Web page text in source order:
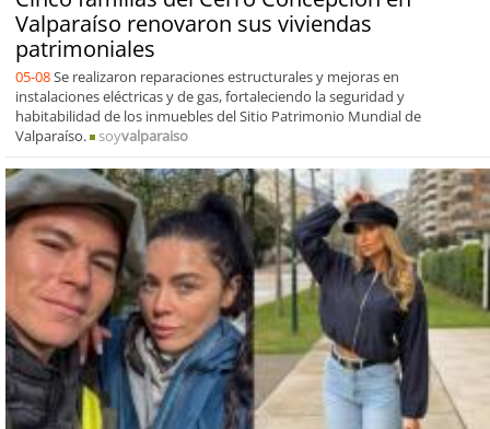
Valparaíso renovaron sus viviendas
patrimoniales
05-08Se realizaron reparaciones estructurales y mejoras en
instalaciones eléctricas y de gas, fortaleciendo la seguridad y
habitabilidad de los inmuebles del Sitio Patrimonio Mundial de
Valparaíso.
soyvalparaiso